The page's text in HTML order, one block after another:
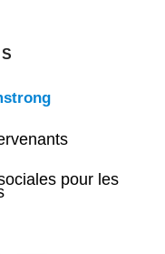
pour les